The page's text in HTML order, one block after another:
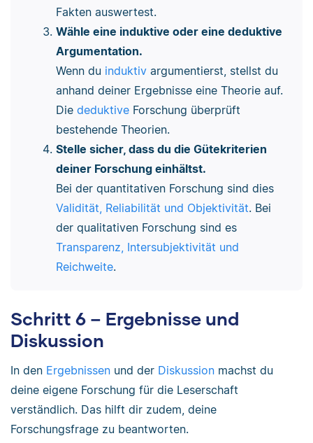
Fakten auswertest.
Wähle eine induktive oder eine deduktive
Argumentation.
Wenn du induktivargumentierst, stellst du
anhand deiner Ergebnisse eine Theorie auf.
Die deduktiveForschung überprüft
bestehende Theorien.
Stelle sicher, dass du die Gütekriterien
deiner Forschung einhältst.
Bei der quantitativen Forschung sind dies
Validität, Reliabilität und Objektivität. Bei
der qualitativen Forschung sind es
Transparenz, Intersubjektivität und
Reichweite.
Schritt 6 – Ergebnisse und
Diskussion
In den Ergebnissen und der Diskussion machst du
deine eigene Forschung für die Leserschaft
verständlich. Das hilft dir zudem, deine
Forschungsfrage zu beantworten.